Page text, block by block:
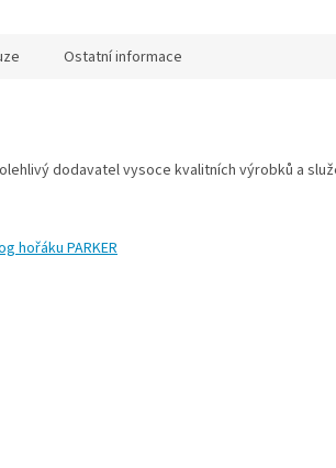
Ostatní informace
dodavatel vysoce kvalitních výrobků a
hořáku PARKER